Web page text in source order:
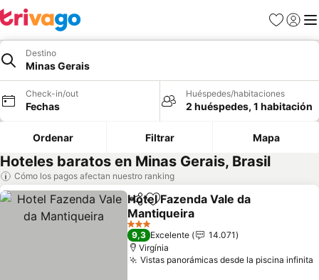
Favoritos
Iniciar
Destino
Minas Gerais
Check-in/out
Fechas
Huéspedes/habitaciones
2 huéspedes, 1 habitación
Ordenar Filtrar Mapa
Hoteles baratos en Minas Gerais, Brasil
Cómo los pagos afectan nuestro ranking
CompartirAgregar a favoritos
Hotel Fazenda Vale da
Mantiqueira
Ver precios
3 Estrellas
9,3 Excelente
14.071
Virgínia
Vistas panorámicas desde la piscina infinita